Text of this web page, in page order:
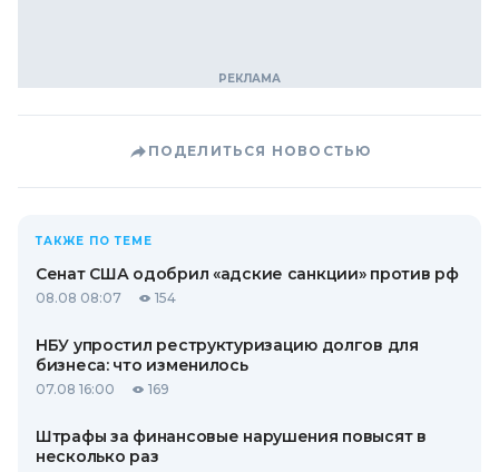
ПОДЕЛИТЬСЯ НОВОСТЬЮ
ТАКЖЕ ПО ТЕМЕ
Сенат США одобрил «адские санкции» против рф
08.08 08:07 154
НБУ упростил реструктуризацию долгов для
бизнеса: что изменилось
07.08 16:00 169
Штрафы за финансовые нарушения повысят в
несколько раз